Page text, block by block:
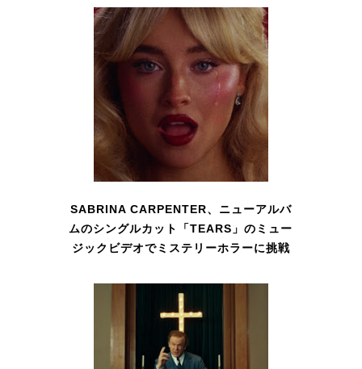
SABRINA CARPENTER、ニューアルバ
ムのシングルカット「TEARS」のミュー
ジックビデオでミステリーホラーに挑戦